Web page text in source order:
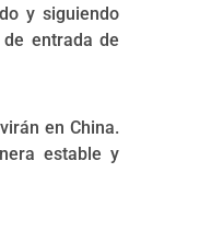
y siguiendo
entrada de
en China.
estable y